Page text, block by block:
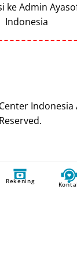
ke Admin
Indonesia
Indonesia
Reserved.
Rekening